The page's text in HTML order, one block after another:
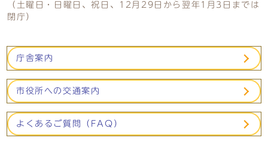
（土曜日・日曜日、祝日、12月29日から翌年1月3日までは
閉庁）
庁舎案内
市役所への交通案内
よくあるご質問（FAQ）